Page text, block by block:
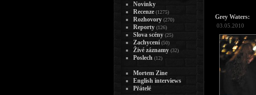
Grey Waters:
03.05.2010
Novinky
Recenze (1275)
Rozhovory (270)
Reporty (126)
Slova scény (25)
Zachycení (50)
Živé záznamy (32)
Poslech (12)
Mortem Zine
English interviews
Přátelé